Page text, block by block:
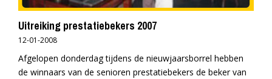
Uitreiking prestatiebekers 2007
12-01-2008
Afgelopen donderdag tijdens de nieuwjaarsborrel hebben
de winnaars van de senioren prestatiebekers de beker van